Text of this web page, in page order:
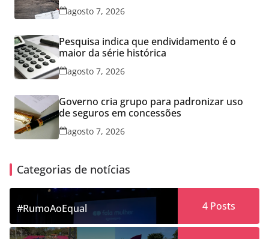
agosto 7, 2026
Pesquisa indica que endividamento é o
maior da série histórica
agosto 7, 2026
Governo cria grupo para padronizar uso
de seguros em concessões
agosto 7, 2026
Categorias de notícias
#RumoAoEqual 4Posts